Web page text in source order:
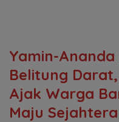
Yamin-
Belitung
Ajak Warga
Maju Sejahtera